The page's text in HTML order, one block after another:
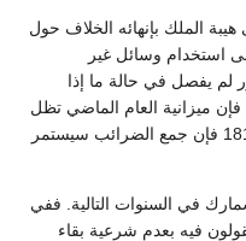
الملك بإنهائه الخلاف حول
استخدام وسائل غير
لم يفصل في حالة ما إذا
ميزانية العام الماضي تظل
سارية. وعليه فبناء على ميزانية عام 1816 فإن جمع الضرائب سيستمر
في السنوات التالية. ففي
يقولون فيه بعدم شرعية بقاء